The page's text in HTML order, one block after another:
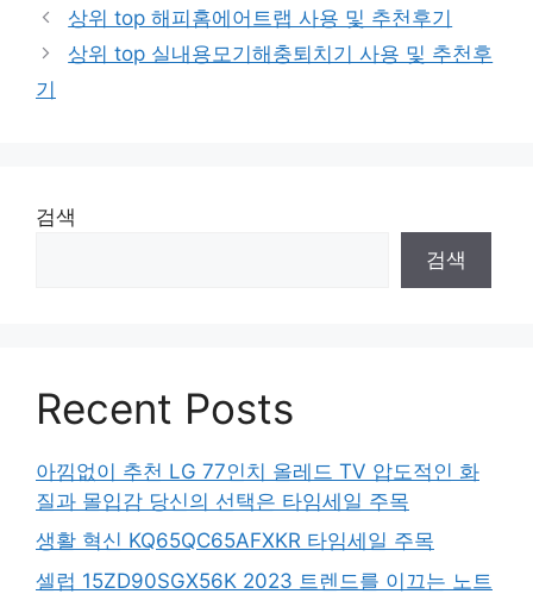
상위 top 해피홈에어트랩 사용 및 추천후기
상위 top 실내용모기해충퇴치기 사용 및 추천후
기
검색
검색
Recent Posts
아낌없이 추천 LG 77인치 올레드 TV 압도적인 화
질과 몰입감 당신의 선택은 타임세일 주목
생활 혁신 KQ65QC65AFXKR 타임세일 주목
셀럽 15ZD90SGX56K 2023 트렌드를 이끄는 노트